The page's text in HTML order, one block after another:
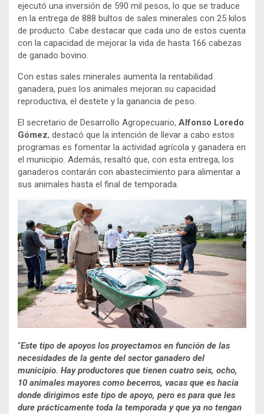
ejecutó una inversión de 590 mil pesos, lo que se traduce
en la entrega de 888 bultos de sales minerales con 25 kilos
de producto. Cabe destacar que cada uno de estos cuenta
con la capacidad de mejorar la vida de hasta 166 cabezas
de ganado bovino.
Con estas sales minerales aumenta la rentabilidad
ganadera, pues los animales mejoran su capacidad
reproductiva, el destete y la ganancia de peso.
El secretario de Desarrollo Agropecuario, Alfonso Loredo
Gómez, destacó que la intención de llevar a cabo estos
programas es fomentar la actividad agrícola y ganadera en
el municipio. Además, resaltó que, con esta entrega, los
ganaderos contarán con abastecimiento para alimentar a
sus animales hasta el final de temporada.
“Este tipo de apoyos los proyectamos en función de las
necesidades de la gente del sector ganadero del
municipio. Hay productores que tienen cuatro seis, ocho,
10 animales mayores como becerros, vacas que es hacia
donde dirigimos este tipo de apoyo, pero es para que les
dure prácticamente toda la temporada y que ya no tengan